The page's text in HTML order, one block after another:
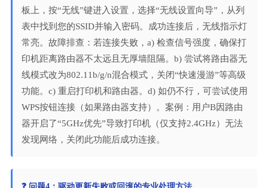
板上，按“无线”键进入设置，选择“无线设置向导”，从列
表中找到您的SSID并输入密码。成功连接后，无线指示灯
常亮。故障排查：若连接失败，a) 检查信号强度，确保打
印机距离路由器不太远且无厚墙阻隔。b) 尝试将路由器无
线模式改为802.11b/g/n混合模式，关闭“快速漫游”等高级
功能。c) 重启打印机和路由器。d) 如仍不行，可尝试使用
WPS按钮连接（如果路由器支持）。案例：用户B因路由
器开启了“5GHz优先”导致打印机（仅支持2.4GHz）无法
发现网络，关闭此功能后成功连接。